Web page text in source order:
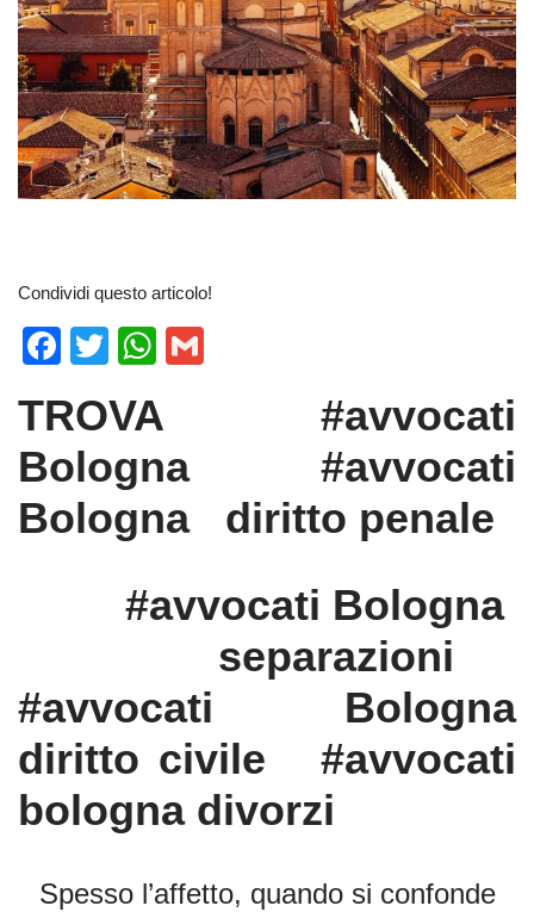
Condividi questo articolo!
F
c
e
b
o
T
tt
er
W
at
s
A
p
TROVA #avvocati
Bologna #avvocati
Bologna diritto penale
#avvocati Bologna
separazioni
#avvocati Bologna
diritto civile #avvocati
bologna divorzi
Spesso l’affetto, quando si confonde